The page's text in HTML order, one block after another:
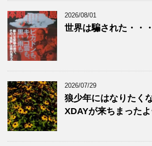
2026/08/01
世界は騙された・・・
2026/07/29
狼少年にはなりたく
XDAYが来ちまった